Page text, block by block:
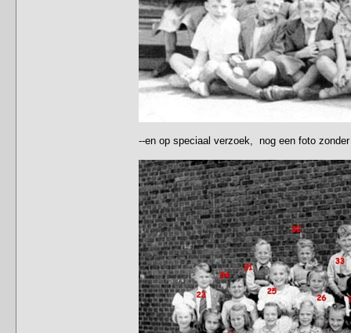
--en op speciaal verzoek, nog een foto